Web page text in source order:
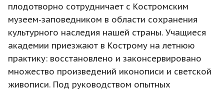
плодотворно сотрудничает с Костромским
музеем-заповедником в области сохранения
культурного наследия нашей страны. Учащиеся
академии приезжают в Кострому на летнюю
практику: восстановлено и законсервировано
множество произведений иконописи и светской
живописи. Под руководством опытных